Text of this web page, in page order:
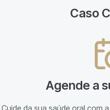
Caso
Agende a
Cuide da sua saúde oral com